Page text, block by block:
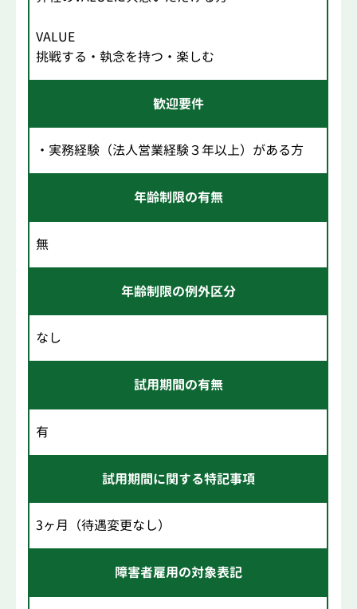
VALUE
挑戦する・執念を持つ・楽しむ
歓迎要件
・実務経験（法人営業経験３年以上）がある方
年齢制限の有無
無
年齢制限の例外区分
なし
試用期間の有無
有
試用期間に関する特記事項
3ヶ月（待遇変更なし）
障害者雇用の対象表記